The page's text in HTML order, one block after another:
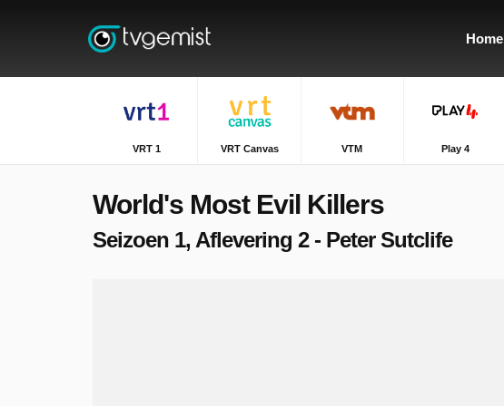
Home
VRT 1 VRT Canvas VTM Play 4
World's Most Evil Killers
Seizoen 1, Aflevering 2 - Peter Sutclife